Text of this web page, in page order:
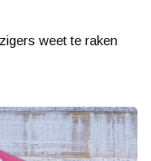
weet te raken